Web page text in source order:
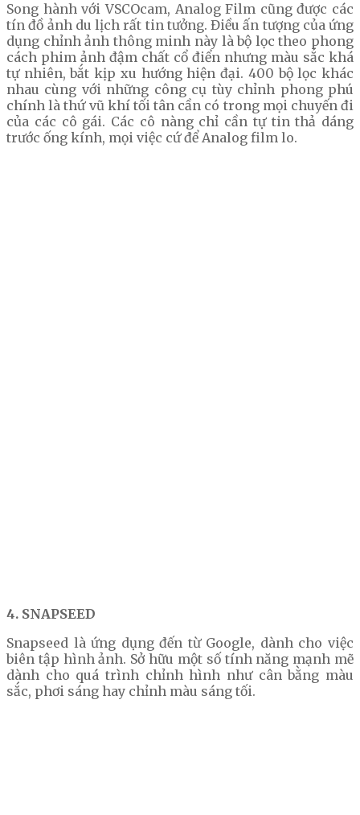
Song hành với VSCOcam, Analog Film cũng được các
tín đồ ảnh du lịch rất tin tưởng. Điều ấn tượng của ứng
dụng chỉnh ảnh thông minh này là bộ lọc theo phong
cách phim ảnh đậm chất cổ điển nhưng màu sắc khá
tự nhiên, bắt kịp xu hướng hiện đại. 400 bộ lọc khác
nhau cùng với những công cụ tùy chỉnh phong phú
chính là thứ vũ khí tối tân cần có trong mọi chuyến đi
của các cô gái. Các cô nàng chỉ cần tự tin thả dáng
trước ống kính, mọi việc cứ để Analog film lo.
4. SNAPSEED
Snapseed là ứng dụng đến từ Google, dành cho việc
biên tập hình ảnh. Sở hữu một số tính năng mạnh mẽ
dành cho quá trình chỉnh hình như cân bằng màu
sắc, phơi sáng hay chỉnh màu sáng tối.